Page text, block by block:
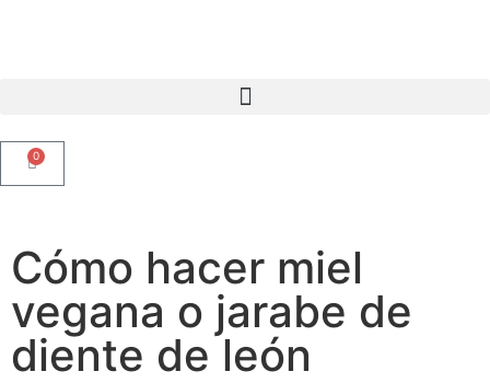
0
Cómo hacer miel
vegana o jarabe de
diente de león